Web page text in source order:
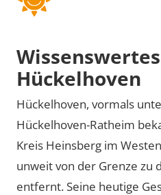
Hückelhoven
Hückelhoven, vormals
Hückelhoven-Ratheim
Kreis Heinsberg im
unweit von der Grenze zu
entfernt. Seine heutige